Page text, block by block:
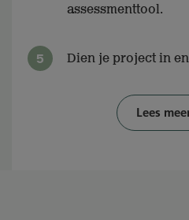
assessmenttool.
Dien je project in
Lees